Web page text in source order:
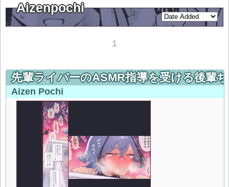
Aizenpochi
1
先輩ライバーのASMR指導を受ける後輩
Aizen Pochi